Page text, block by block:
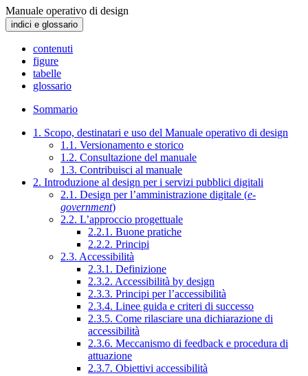
Manuale operativo di design
indici e glossario
contenuti
figure
tabelle
glossario
Sommario
1. Scopo, destinatari e uso del Manuale operativo di design
1.1. Versionamento e storico
1.2. Consultazione del manuale
1.3. Contribuisci al manuale
2. Introduzione al design per i servizi pubblici digitali
2.1. Design per l’amministrazione digitale (e-
government)
2.2. L’approccio progettuale
2.2.1. Buone pratiche
2.2.2. Principi
2.3. Accessibilità
2.3.1. Definizione
2.3.2. Accessibilità by design
2.3.3. Principi per l’accessibilità
2.3.4. Linee guida e criteri di successo
2.3.5. Come rilasciare una dichiarazione di
accessibilità
2.3.6. Meccanismo di feedback e procedura di
attuazione
2.3.7. Obiettivi accessibilità